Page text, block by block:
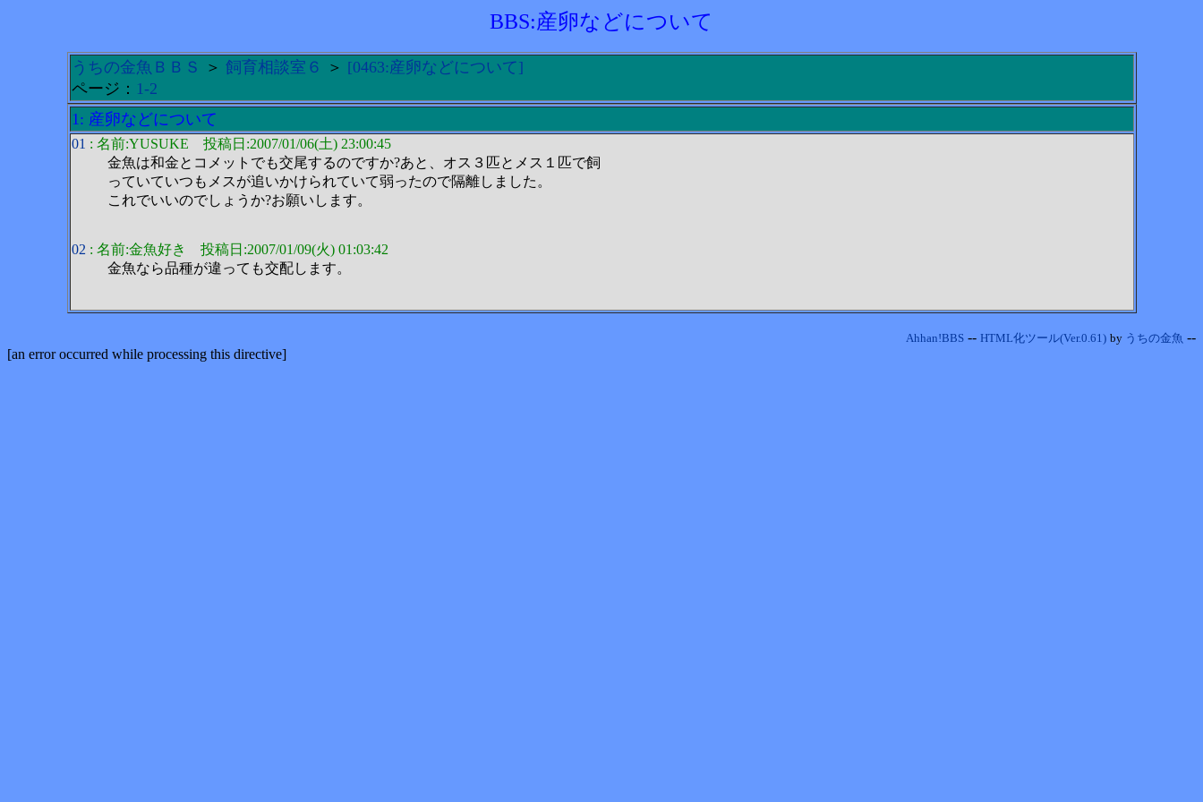
BBS:産卵などについて
うちの金魚ＢＢＳ ＞ 飼育相談室６ ＞ [0463:産卵などについて]
ページ： 1-2
1: 産卵などについて
01 : 名前:YUSUKE 投稿日:2007/01/06(土) 23:00:45
金魚は和金とコメットでも交尾するのですか?あと、オス３匹とメス１匹で飼
っていていつもメスが追いかけられていて弱ったので隔離しました。
これでいいのでしょうか?お願いします。
02 : 名前:金魚好き 投稿日:2007/01/09(火) 01:03:42
金魚なら品種が違っても交配します。
Ahhan!BBS -- HTML化ツール(Ver.0.61) by うちの金魚 --
[an error occurred while processing this directive]